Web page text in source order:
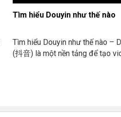
Tìm hiểu Douyin như thế nào
Tìm hiểu Douyin như thế nào –
(抖音) là một nền tảng để tạo
ByteDance phát triển. Ứng